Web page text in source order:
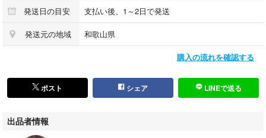
【 ハホニコ 酸熱トリートメント 】
⭐︎30ml／¥980
⭐︎50ml／¥1,580
━━━━━━
✅ロングは２本必要です
発送日の目安 支払い後、1～2日で発送
発送元の地域 和歌山県
購入の流れを確認する
ポスト シェア LINEで送る
出品者情報